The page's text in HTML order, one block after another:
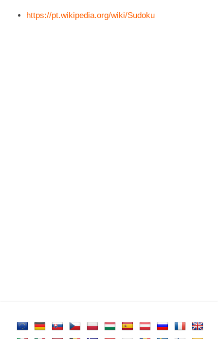
https://pt.wikipedia.org/wiki/Sudoku